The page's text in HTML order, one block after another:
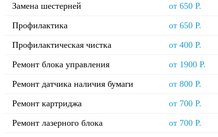
Замена шестерней
от 650 Р.
Профилактика
от 650 Р.
Профилактическая чистка
от 400 Р.
Ремонт блока управления
от 1900 Р.
Ремонт датчика наличия бумаги
от 800 Р.
Ремонт картриджа
от 700 Р.
Ремонт лазерного блока
от 700 Р.